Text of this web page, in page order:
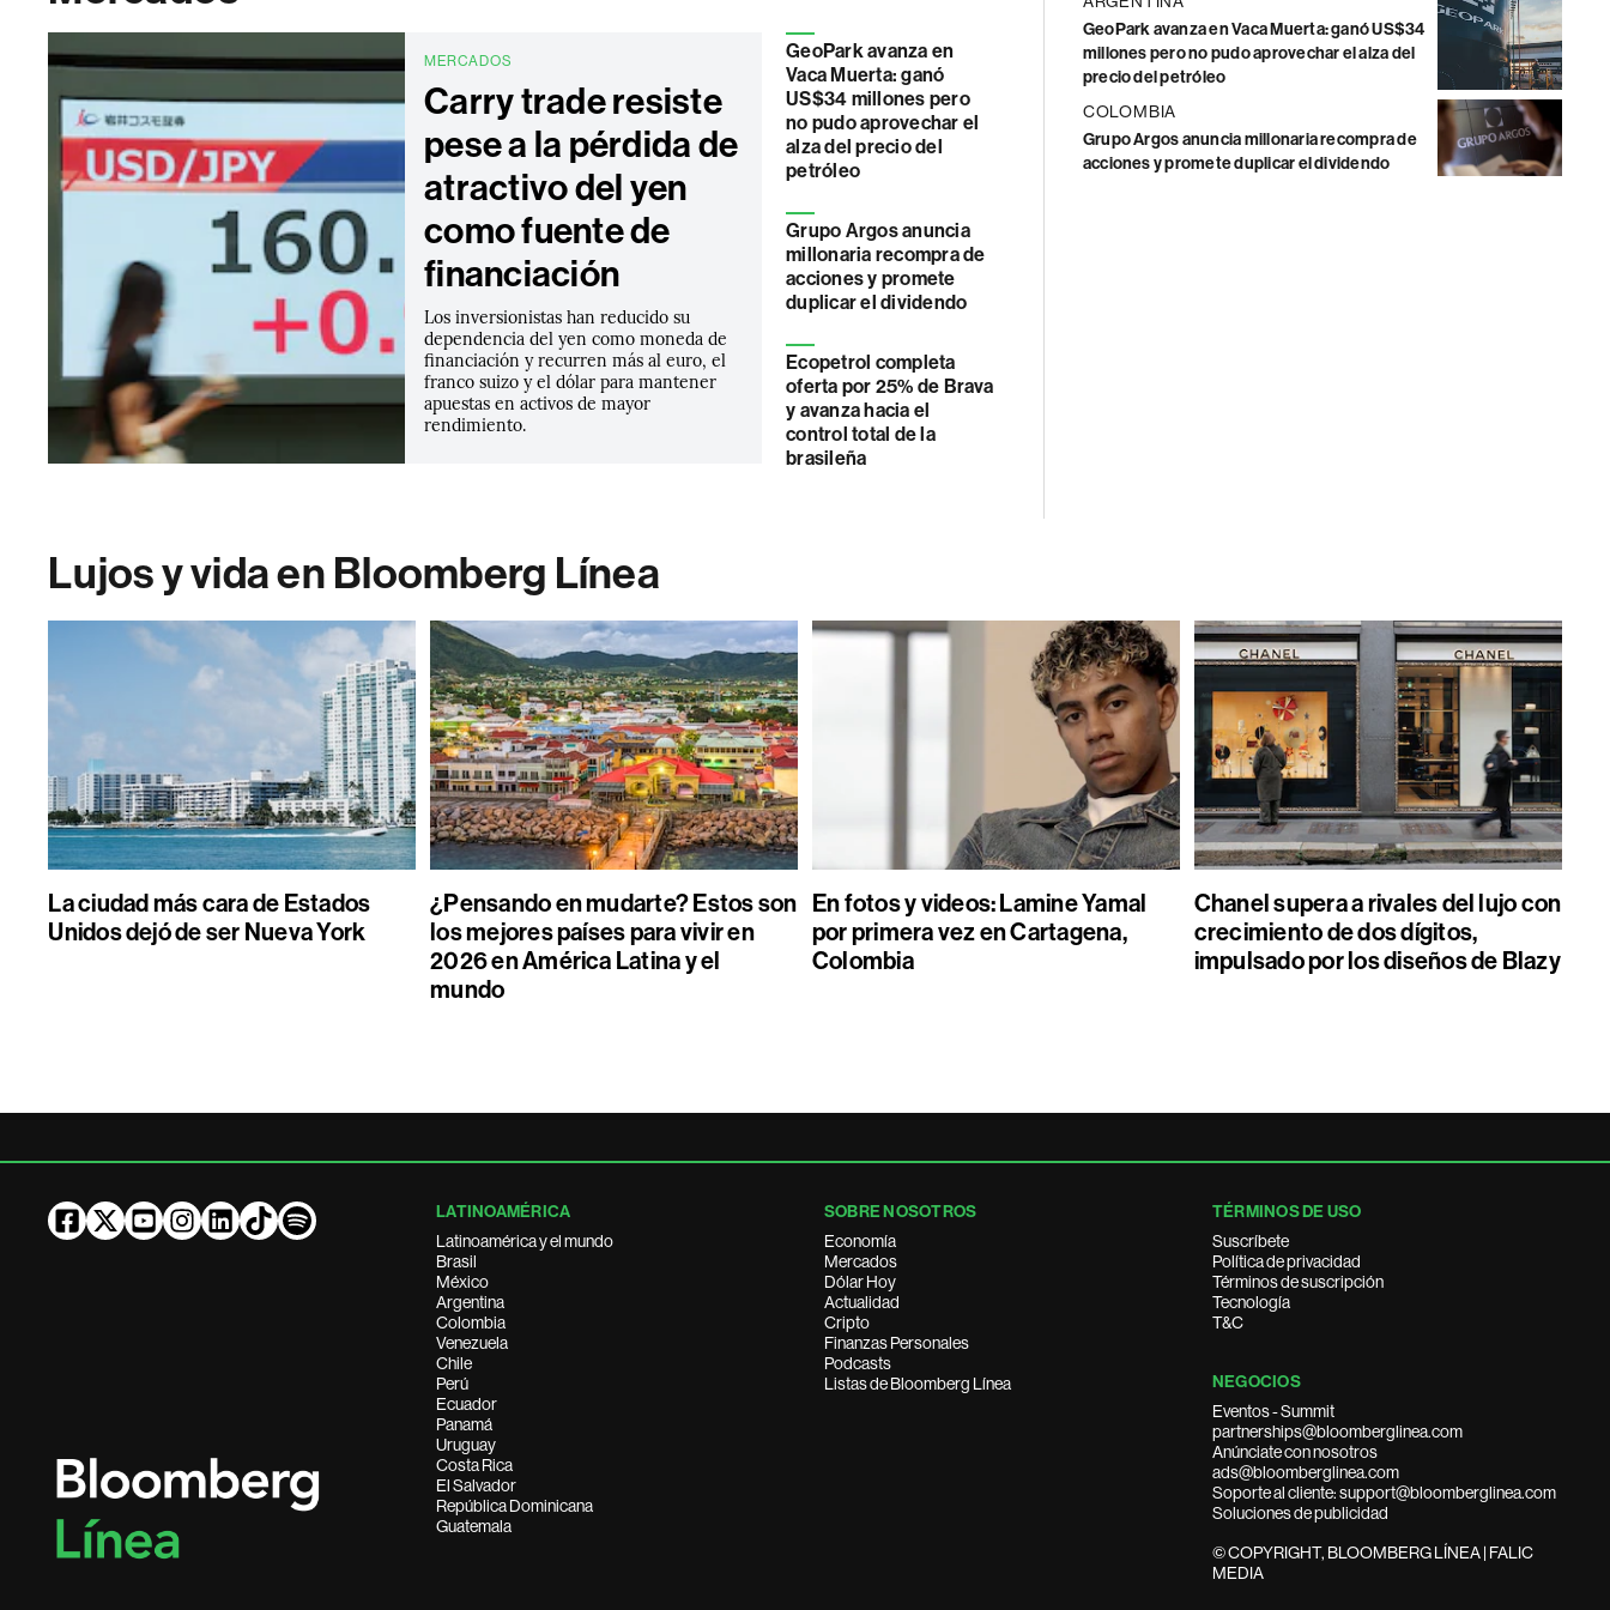
MERCADOS
Carry trade resiste
pese a la pérdida de
atractivo del yen
como fuente de
financiación
Los inversionistas han reducido su
dependencia del yen como moneda de
financiación y recurren más al euro, el
franco suizo y el dólar para mantener
apuestas en activos de mayor
rendimiento.
GeoPark avanza en
Vaca Muerta: ganó
US$34 millones pero
no pudo aprovechar el
alza del precio del
petróleo
Grupo Argos anuncia
millonaria recompra de
acciones y promete
duplicar el dividendo
Ecopetrol completa
oferta por 25% de Brava
y avanza hacia el
control total de la
brasileña
GeoPark avanza en Vaca Muerta: ganó US$34
millones pero no pudo aprovechar el alza del
precio del petróleo
COLOMBIA
Grupo Argos anuncia millonaria recompra de
acciones y promete duplicar el dividendo
Lujos y vida en Bloomberg Línea
La ciudad más cara de Estados
Unidos dejó de ser Nueva York
¿Pensando en mudarte? Estos son
los mejores países para vivir en
2026 en América Latina y el
mundo
En fotos y videos: Lamine Yamal
por primera vez en Cartagena,
Colombia
Chanel supera a rivales del lujo con
crecimiento de dos dígitos,
impulsado por los diseños de Blazy
LATINOAMÉRICA
Latinoamérica y el mundo
Brasil
México
Argentina
Colombia
Venezuela
Chile
Perú
Ecuador
Panamá
Uruguay
Costa Rica
El Salvador
República Dominicana
Guatemala
SOBRE NOSOTROS
Economía
Mercados
Dólar Hoy
Actualidad
Cripto
Finanzas Personales
Podcasts
Listas de Bloomberg Línea
TÉRMINOS DE USO
Suscríbete
Política de privacidad
Términos de suscripción
Tecnología
T&C
NEGOCIOS
Eventos - Summit
partnerships@bloomberglinea.com
Anúnciate con nosotros
ads@bloomberglinea.com
Soporte al cliente: support@bloomberglinea.com
Soluciones de publicidad
© COPYRIGHT, BLOOMBERG LÍNEA | FALIC
MEDIA